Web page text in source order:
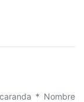
* Nombre